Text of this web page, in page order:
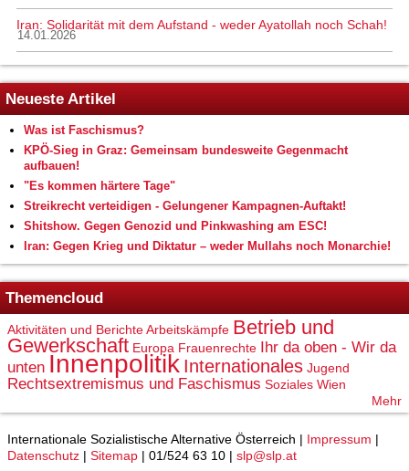
Iran: Solidarität mit dem Aufstand - weder Ayatollah noch Schah!
14.01.2026
Neueste Artikel
Was ist Faschismus?
KPÖ-Sieg in Graz: Gemeinsam bundesweite Gegenmacht
aufbauen!
"Es kommen härtere Tage"
Streikrecht verteidigen - Gelungener Kampagnen-Auftakt!
Shitshow. Gegen Genozid und Pinkwashing am ESC!
Iran: Gegen Krieg und Diktatur – weder Mullahs noch Monarchie!
Themencloud
Aktivitäten und BerichteArbeitskämpfe Betrieb und
Gewerkschaft Europa Frauenrechte Ihr da oben - Wir da
unten Innenpolitik Internationales Jugend
Rechtsextremismus und Faschismus Soziales Wien
Mehr
Internationale Sozialistische Alternative Österreich | Impressum |
Datenschutz | Sitemap | 01/524 63 10 | slp@slp.at